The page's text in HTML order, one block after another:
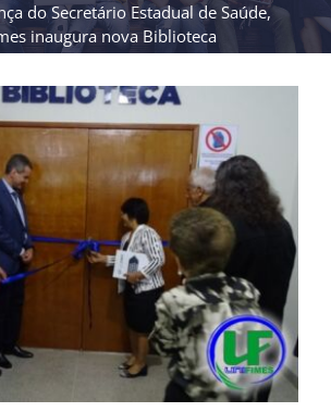
do Secretário Estadual de Saúde,
inaugura nova Biblioteca